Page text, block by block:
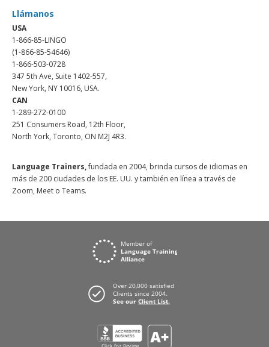
Llámanos
USA
1-866-85-LINGO
(1-866-85-54646)
1-866-503-0728
347 5th Ave, Suite 1402-557,
New York, NY 10016, USA.
CAN
1-289-272-0100
251 Consumers Road, 12th Floor,
North York, Toronto, ON M2J 4R3.
Language Trainers,fundada en 2004, brinda cursos de idiomas en
más de 200 ciudades de los EE. UU. y también en línea a través de
Zoom, Meet o Teams.